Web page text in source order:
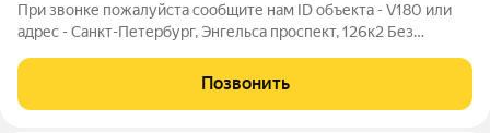
При звонке пожалуйста сообщите нам ID объекта - V180 или
адрес - Санкт-Петербург, Энгельса проспект, 126к2 Без
Евгений Косинов. Также ко мне вы можете обратиться по
Позвонить